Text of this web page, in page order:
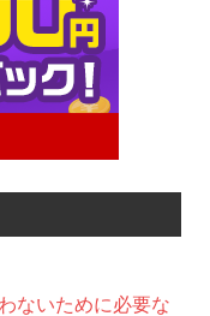
ないために必要な